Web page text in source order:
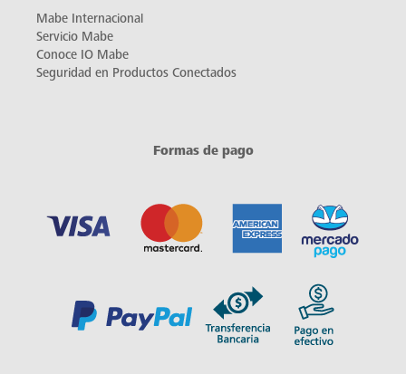
Mabe Internacional
Servicio Mabe
Conoce IO Mabe
Seguridad en Productos Conectados
Formas de pago